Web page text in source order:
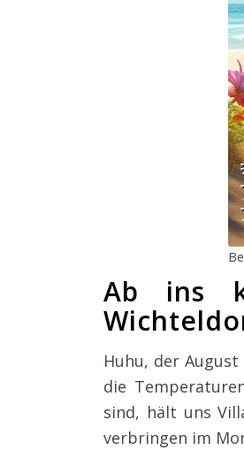
Ab ins
Huhu, der
die
sind, hält uns
verbringen im